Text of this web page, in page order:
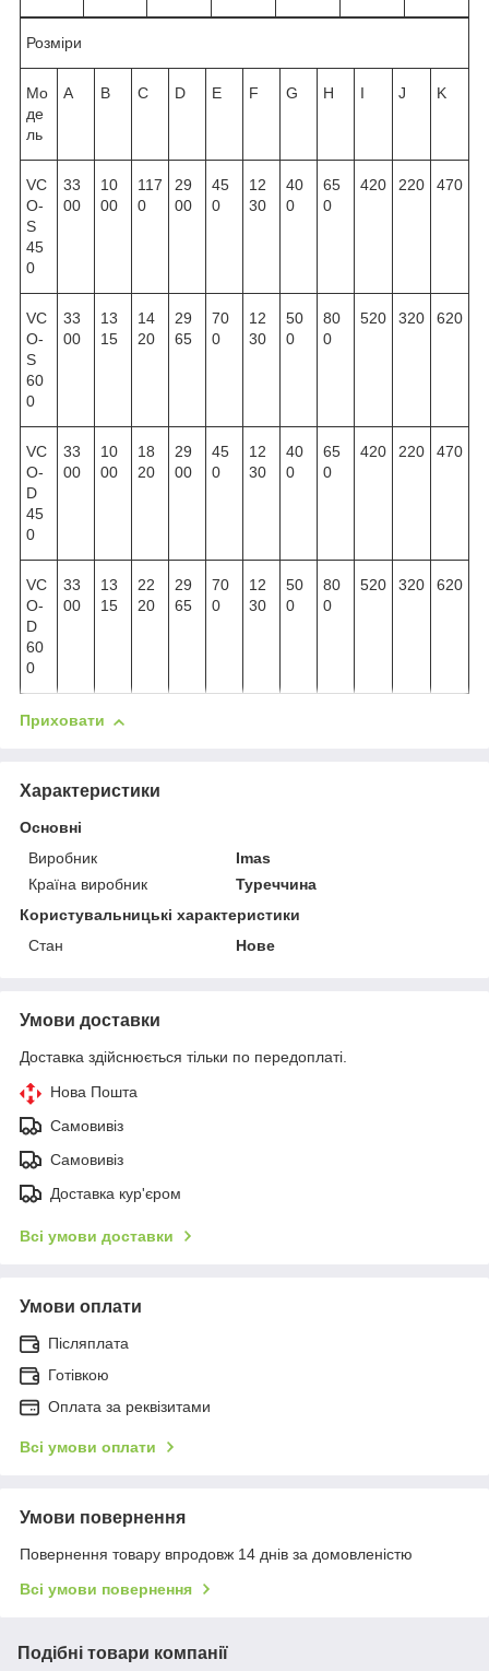
Розміри
Мо
де
ль
A B C D E F G H I J K
VC
O-
S
45
0
33
00
10
00
117
0
29
00
45
0
12
30
40
0
65
0
420 220 470
VC
O-
S
60
0
33
00
13
15
14
20
29
65
70
0
12
30
50
0
80
0
520 320 620
VC
O-
D
45
0
33
00
10
00
18
20
29
00
45
0
12
30
40
0
65
0
420 220 470
VC
O-
D
60
0
33
00
13
15
22
20
29
65
70
0
12
30
50
0
80
0
520 320 620
Приховати
Характеристики
Основні
Виробник
Imas
Країна виробник
Туреччина
Користувальницькі характеристики
Стан
Нове
Умови доставки
Доставка здійснюється тільки по передоплаті.
Нова Пошта
Самовивіз
Самовивіз
Доставка кур'єром
Всі умови доставки
Умови оплати
Післяплата
Готівкою
Оплата за реквізитами
Всі умови оплати
Умови повернення
Повернення товару впродовж 14 днів за домовленістю
Всі умови повернення
Подібні товари компанії